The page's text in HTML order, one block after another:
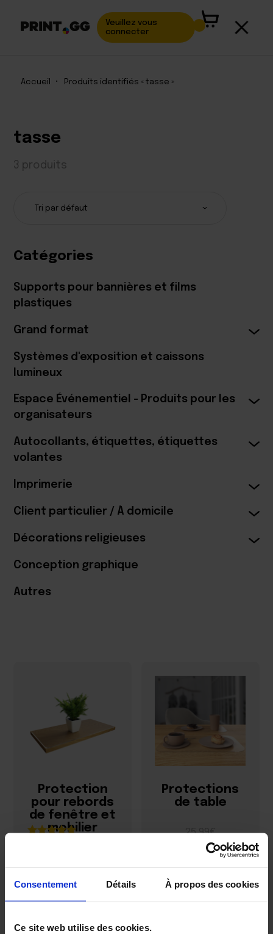
Consentement Détails À propos des cookies
Ce site web utilise des cookies.
Veuillez vous
connecter
Accueil • Produits identifiés « tasse »
tasse
3 produits
Catégories
Supports pour bannières et films
plastiques
Grand format
Systèmes d'exposition et caissons
lumineux
Espace Événementiel - Produits pour les
organisateurs
Autocollants, étiquettes, étiquettes
volantes
Imprimerie
Client particulier / À domicile
Décorations religieuses
Conception graphique
Autres
Protection
pour rebords
de fenêtre et
mobilier
Protections
de table
25,99€